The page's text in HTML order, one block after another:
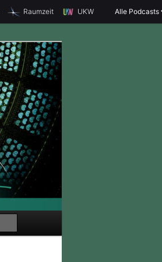
Raumzeit UKW Alle Podcasts
u